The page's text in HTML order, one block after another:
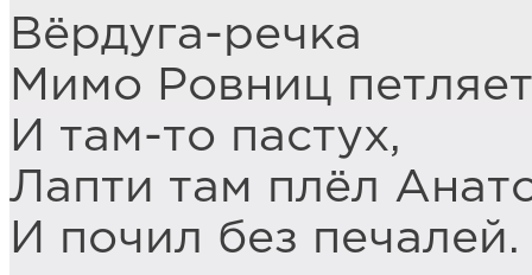
Вёрдуга-речка
Мимо Ровниц
И там-то пастух,
Лапти там плёл
И почил без печалей.